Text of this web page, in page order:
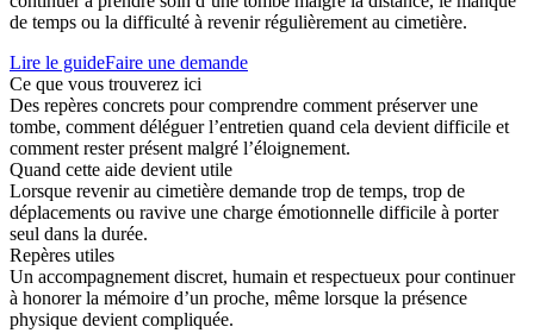
de temps ou la difficulté à revenir régulièrement au cimetière.
Lire le guideFaire une demande
Ce que vous trouverez ici
Des repères concrets pour comprendre comment préserver une
tombe, comment déléguer l’entretien quand cela devient difficile et
comment rester présent malgré l’éloignement.
Quand cette aide devient utile
Lorsque revenir au cimetière demande trop de temps, trop de
déplacements ou ravive une charge émotionnelle difficile à porter
seul dans la durée.
Repères utiles
Un accompagnement discret, humain et respectueux pour continuer
à honorer la mémoire d’un proche, même lorsque la présence
physique devient compliquée.